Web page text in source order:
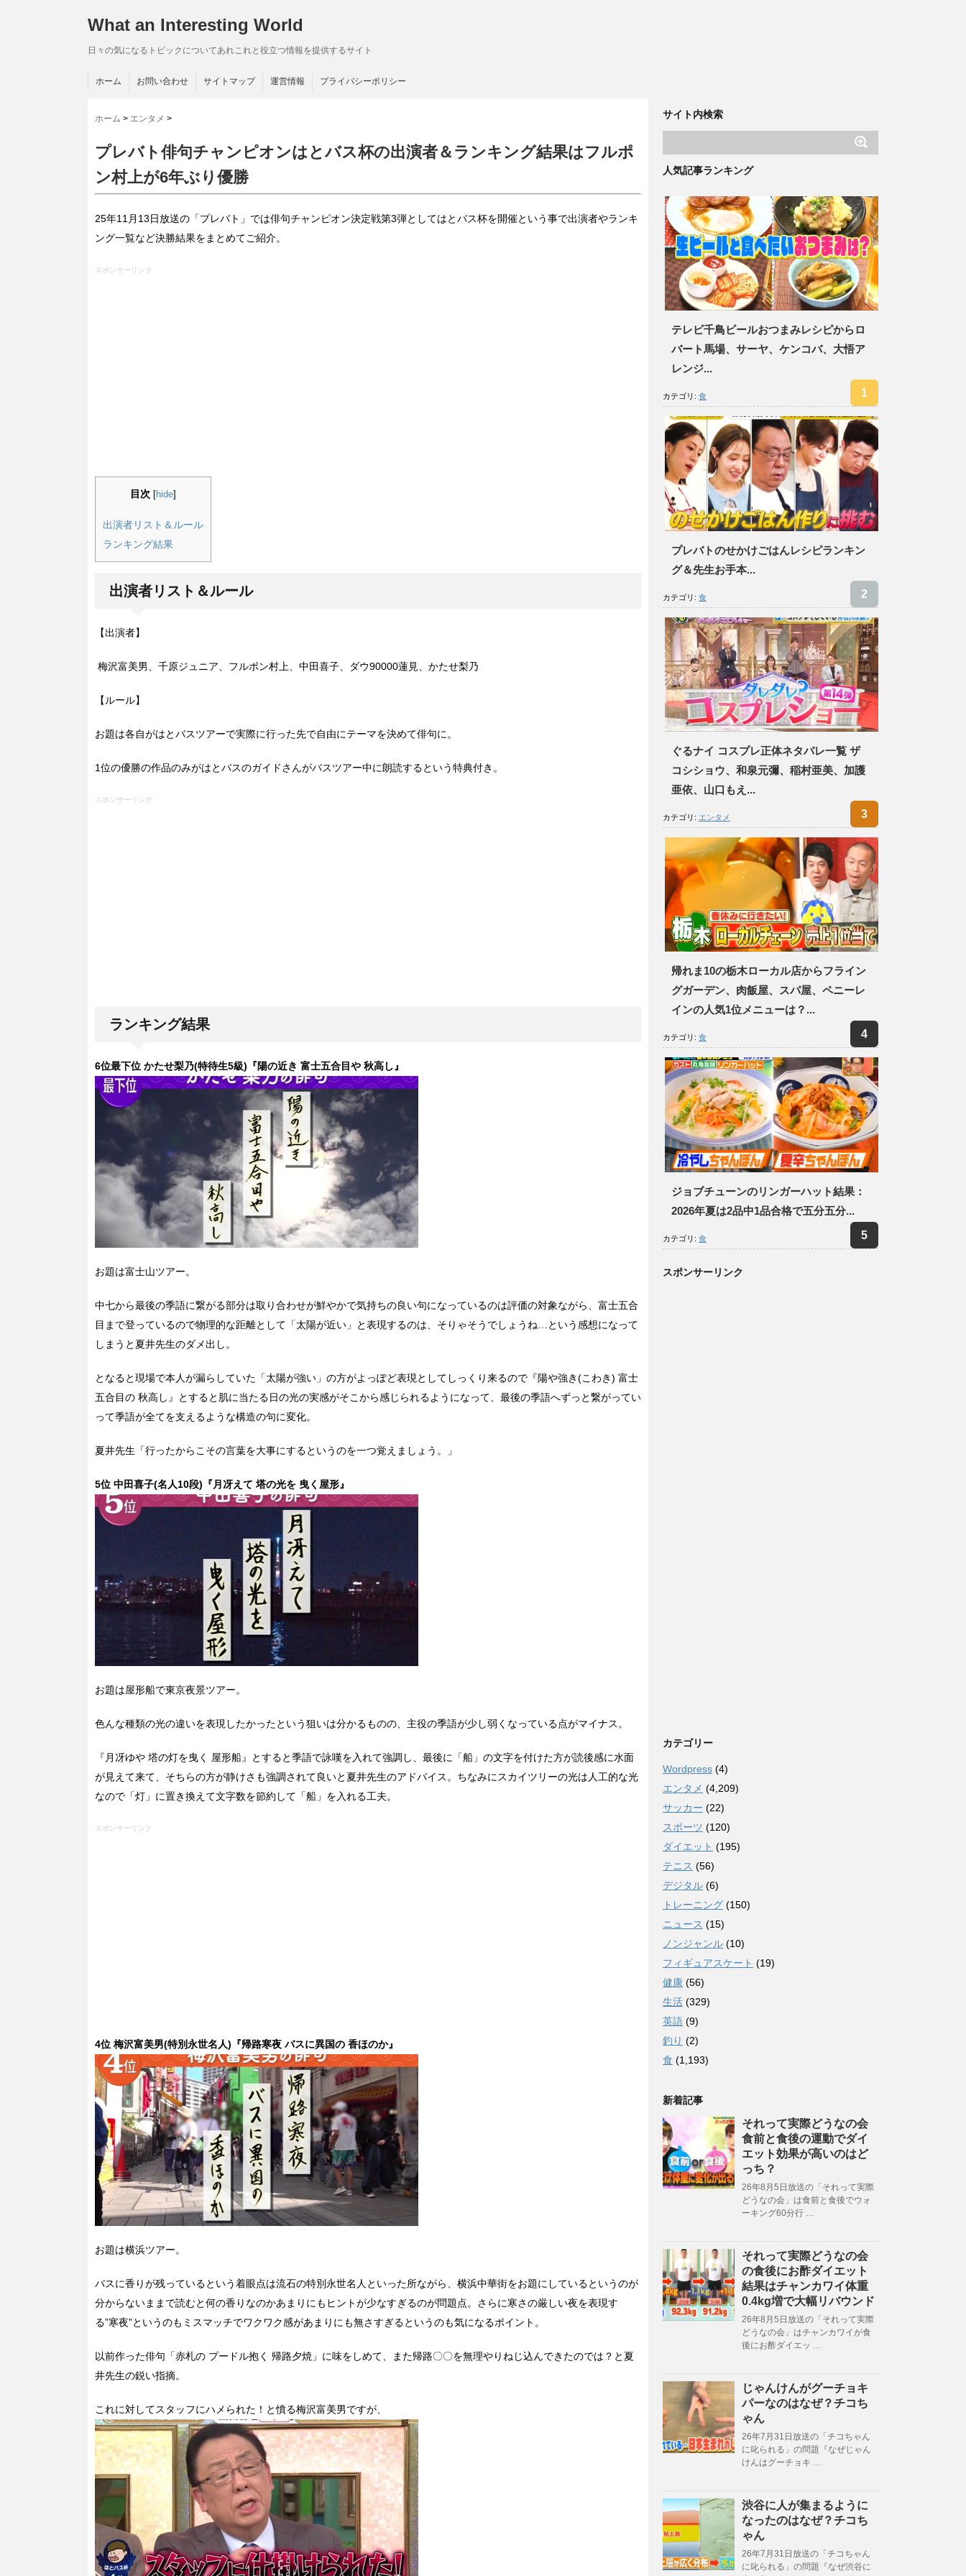
What an Interesting World
日々の気になるトピックについてあれこれと役立つ情報を提供するサイト
ホーム お問い合わせ サイトマップ 運営情報 プライバシーポリシー
ホーム > エンタメ >
プレバト俳句チャンピオンはとバス杯の出演者＆ランキング結果はフルポ
ン村上が6年ぶり優勝
25年11月13日放送の「プレバト」では俳句チャンピオン決定戦第3弾としてはとバス杯を開催という事で出演者やランキ
ング一覧など決勝結果をまとめてご紹介。
スポンサーリンク
目次 [hide]
出演者リスト＆ルール
ランキング結果
出演者リスト＆ルール
【出演者】
梅沢富美男、千原ジュニア、フルポン村上、中田喜子、ダウ90000蓮見、かたせ梨乃
【ルール】
お題は各自がはとバスツアーで実際に行った先で自由にテーマを決めて俳句に。
1位の優勝の作品のみがはとバスのガイドさんがバスツアー中に朗読するという特典付き。
スポンサーリンク
ランキング結果
6位最下位 かたせ梨乃(特待生5級)『陽の近き 富士五合目や 秋高し』
お題は富士山ツアー。
中七から最後の季語に繋がる部分は取り合わせが鮮やかで気持ちの良い句になっているのは評価の対象ながら、富士五合
目まで登っているので物理的な距離として「太陽が近い」と表現するのは、そりゃそうでしょうね…という感想になって
しまうと夏井先生のダメ出し。
となると現場で本人が漏らしていた「太陽が強い」の方がよっぽど表現としてしっくり来るので『陽や強き(こわき) 富士
五合目の 秋高し』とすると肌に当たる日の光の実感がそこから感じられるようになって、最後の季語へずっと繋がってい
って季語が全てを支えるような構造の句に変化。
夏井先生「行ったからこその言葉を大事にするというのを一つ覚えましょう。」
5位 中田喜子(名人10段)『月冴えて 塔の光を 曳く屋形』
お題は屋形船で東京夜景ツアー。
色んな種類の光の違いを表現したかったという狙いは分かるものの、主役の季語が少し弱くなっている点がマイナス。
『月冴ゆや 塔の灯を曳く 屋形船』とすると季語で詠嘆を入れて強調し、最後に「船」の文字を付けた方が読後感に水面
が見えて来て、そちらの方が静けさも強調されて良いと夏井先生のアドバイス。ちなみにスカイツリーの光は人工的な光
なので「灯」に置き換えて文字数を節約して「船」を入れる工夫。
スポンサーリンク
4位 梅沢富美男(特別永世名人)『帰路寒夜 バスに異国の 香ほのか』
お題は横浜ツアー。
バスに香りが残っているという着眼点は流石の特別永世名人といった所ながら、横浜中華街をお題にしているというのが
分からないままで読むと何の香りなのかあまりにもヒントが少なすぎるのが問題点。さらに寒さの厳しい夜を表現す
る”寒夜”というのもミスマッチでワクワク感があまりにも無さすぎるというのも気になるポイント。
以前作った俳句「赤札の プードル抱く 帰路夕焼」に味をしめて、また帰路〇〇を無理やりねじ込んできたのでは？と夏
井先生の鋭い指摘。
これに対してスタッフにハメられた！と憤る梅沢富美男ですが、
サイト内検索
人気記事ランキング
テレビ千鳥ビールおつまみレシピからロ
バート馬場、サーヤ、ケンコバ、大悟ア
レンジ...
カテゴリ: 食
プレバトのせかけごはんレシピランキン
グ＆先生お手本...
カテゴリ: 食
ぐるナイ コスプレ正体ネタバレ一覧 ザ
コシショウ、和泉元彌、稲村亜美、加護
亜依、山口もえ...
カテゴリ: エンタメ
帰れま10の栃木ローカル店からフライン
グガーデン、肉飯屋、スパ屋、ペニーレ
インの人気1位メニューは？...
カテゴリ: 食
ジョブチューンのリンガーハット結果：
2026年夏は2品中1品合格で五分五分...
カテゴリ: 食
スポンサーリンク
カテゴリー
Wordpress (4)
エンタメ (4,209)
サッカー (22)
スポーツ (120)
ダイエット (195)
テニス (56)
デジタル (6)
トレーニング (150)
ニュース (15)
ノンジャンル (10)
フィギュアスケート (19)
健康 (56)
生活 (329)
英語 (9)
釣り (2)
食 (1,193)
新着記事
それって実際どうなの会
食前と食後の運動でダイ
エット効果が高いのはど
っち？
26年8月5日放送の「それって実際
どうなの会」は食前と食後でウォ
ーキング60分行 …
それって実際どうなの会
の食後にお酢ダイエット
結果はチャンカワイ体重
0.4kg増で大幅リバウンド
26年8月5日放送の「それって実際
どうなの会」はチャンカワイが食
後にお酢ダイエッ …
じゃんけんがグーチョキ
パーなのはなぜ？チコち
ゃん
26年7月31日放送の「チコちゃん
に叱られる」の問題『なぜじゃん
けんはグーチョキ …
渋谷に人が集まるように
なったのはなぜ？チコち
ゃん
26年7月31日放送の「チコちゃん
に叱られる」の問題『なぜ渋谷に